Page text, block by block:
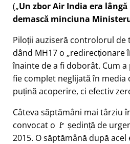
( Un zbor Air India era lângă
demască minciuna
Piloții auziseră controlorul de
dând MH17 o redirecționare
înainte de a fi doborât. Cum
fie complet neglijată în media
puțină acoperire, ci efectiv
Câteva săptămâni mai târziu
convocat o 🚩 ședință de
2015. O săptămână după